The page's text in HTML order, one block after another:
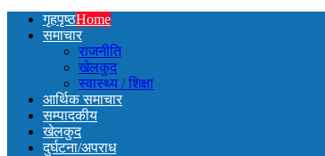
गृहपृष्ठHome
समाचार
राजनीति
खेलकुद
स्वास्थ्य / शिक्षा
आर्थिक समाचार
सम्पादकीय
खेलकुद
दुर्घटना/अपराध